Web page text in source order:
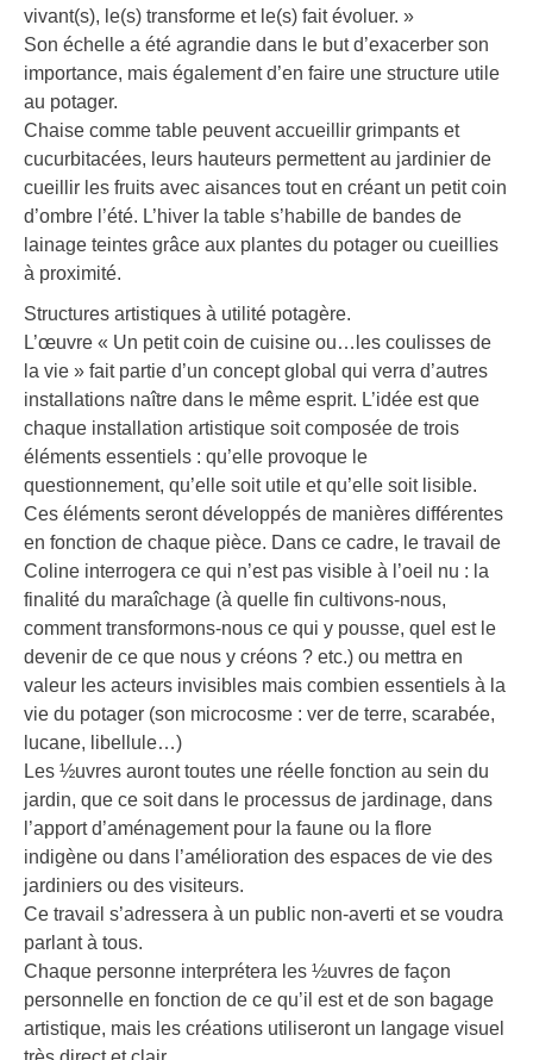
vivant(s), le(s) transforme et le(s) fait évoluer. »
Son échelle a été agrandie dans le but d’exacerber son
importance, mais également d’en faire une structure utile
au potager.
Chaise comme table peuvent accueillir grimpants et
cucurbitacées, leurs hauteurs permettent au jardinier de
cueillir les fruits avec aisances tout en créant un petit coin
d’ombre l’été. L’hiver la table s’habille de bandes de
lainage teintes grâce aux plantes du potager ou cueillies
à proximité.
Structures artistiques à utilité potagère.
L’œuvre « Un petit coin de cuisine ou…les coulisses de
la vie » fait partie d’un concept global qui verra d’autres
installations naître dans le même esprit. L’idée est que
chaque installation artistique soit composée de trois
éléments essentiels : qu’elle provoque le
questionnement, qu’elle soit utile et qu’elle soit lisible.
Ces éléments seront développés de manières différentes
en fonction de chaque pièce. Dans ce cadre, le travail de
Coline interrogera ce qui n’est pas visible à l’oeil nu : la
finalité du maraîchage (à quelle fin cultivons-nous,
comment transformons-nous ce qui y pousse, quel est le
devenir de ce que nous y créons ? etc.) ou mettra en
valeur les acteurs invisibles mais combien essentiels à la
vie du potager (son microcosme : ver de terre, scarabée,
lucane, libellule…)
Les ½uvres auront toutes une réelle fonction au sein du
jardin, que ce soit dans le processus de jardinage, dans
l’apport d’aménagement pour la faune ou la flore
indigène ou dans l’amélioration des espaces de vie des
jardiniers ou des visiteurs.
Ce travail s’adressera à un public non-averti et se voudra
parlant à tous.
Chaque personne interprétera les ½uvres de façon
personnelle en fonction de ce qu’il est et de son bagage
artistique, mais les créations utiliseront un langage visuel